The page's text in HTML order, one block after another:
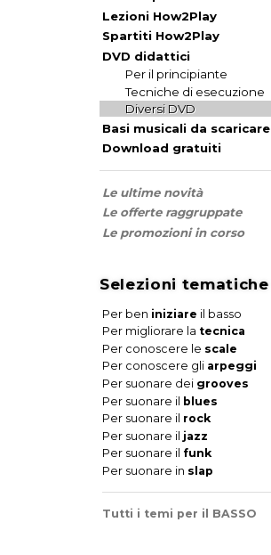
Lezioni How2Play
Spartiti How2Play
DVD didattici
Per il principiante
Tecniche di esecuzione
Diversi DVD
Basi musicali da scaricare
Download gratuiti
Le ultime novità
Le offerte raggruppate
Le promozioni in corso
Selezioni tematiche
Per ben iniziare il basso
Per migliorare la tecnica
Per conoscere le scale
Per conoscere gli arpeggi
Per suonare dei grooves
Per suonare il blues
Per suonare il rock
Per suonare il jazz
Per suonare il funk
Per suonare in slap
Tutti i temi per il BASSO